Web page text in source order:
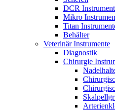
DCR
Mikro
Titan
Behälter
Veterinär Instrumente
Diagnostik
Chirurgie